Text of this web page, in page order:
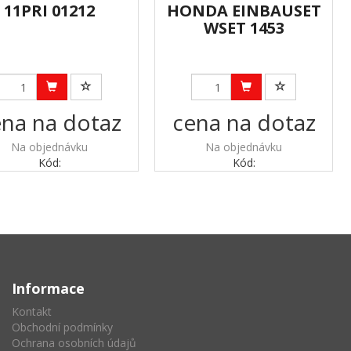
11PRI 01212
na dotaz
Na objednávku
Kód:
HONDA EINBAUSET
WSET 1453
cena na dotaz
Na objednávku
Kód:
Informace
Kontakt
Obchodní podmínky
Ochrana osobních údajů